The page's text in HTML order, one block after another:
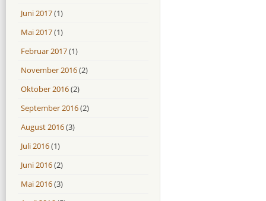
Juni 2017(1)
Mai 2017(1)
Februar 2017(1)
November 2016(2)
Oktober 2016(2)
September 2016(2)
August 2016(3)
Juli 2016(1)
Juni 2016(2)
Mai 2016(3)